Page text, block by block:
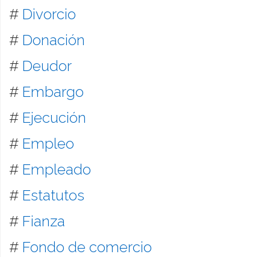
# Divorcio
# Donación
# Deudor
# Embargo
# Ejecución
# Empleo
# Empleado
# Estatutos
# Fianza
# Fondo de comercio